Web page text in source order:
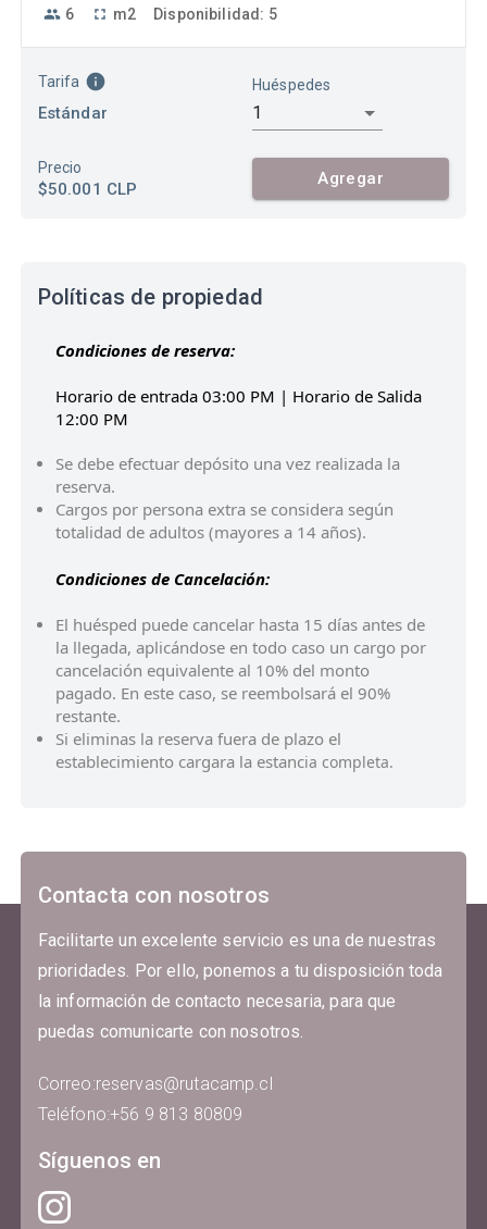
6 m2 Disponibilidad : 5
Tarifa
Estándar
Huéspedes
1
Precio
$50.001 CLP
Agregar
Políticas de propiedad
Condiciones de reserva:
Horario de entrada 03:00 PM | Horario de Salida
12:00 PM
Se debe efectuar depósito una vez realizada la
reserva.
Cargos por persona extra se considera según
totalidad de adultos (mayores a 14 años).
Condiciones de Cancelación:
El huésped puede cancelar hasta 15 días antes de
la llegada, aplicándose en todo caso un cargo por
cancelación equivalente al 10% del monto
pagado. En este caso, se reembolsará el 90%
restante.
Si eliminas la reserva fuera de plazo el
establecimiento cargara la estancia completa.
Contacta con nosotros
Facilitarte un excelente servicio es una de nuestras
prioridades. Por ello, ponemos a tu disposición toda
la información de contacto necesaria, para que
puedas comunicarte con nosotros.
Correo:reservas@rutacamp.cl
Teléfono:+56 9 813 80809
Síguenos en